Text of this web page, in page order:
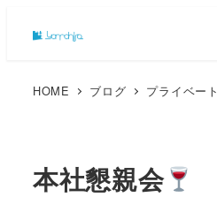
HOME ブログ プライベート
本社懇親会